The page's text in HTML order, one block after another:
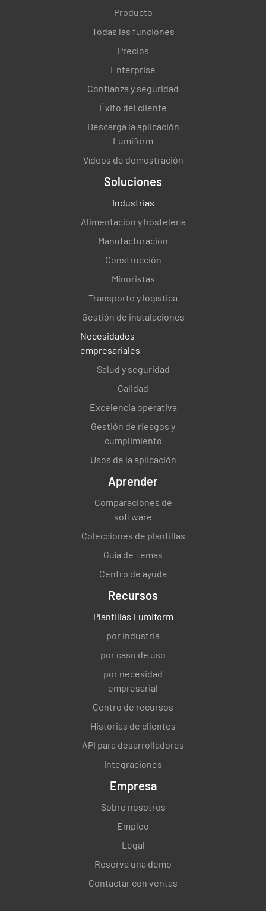
Producto
Todas las funciones
Precios
Enterprise
Confianza y seguridad
Éxito del cliente
Descarga la aplicación
Lumiform
Vídeos de demostración
Soluciones
Industrias
Alimentación y hostelería
Manufacturación
Construcción
Minoristas
Transporte y logística
Gestión de instalaciones
Necesidades
empresariales
Salud y seguridad
Calidad
Excelencia operativa
Gestión de riesgos y
cumplimiento
Usos de la aplicación
Aprender
Comparaciones de
software
Colecciones de plantillas
Guía de Temas
Centro de ayuda
Recursos
Plantillas Lumiform
por industria
por caso de uso
por necesidad
empresarial
Centro de recursos
Historias de clientes
API para desarrolladores
Integraciones
Empresa
Sobre nosotros
Empleo
Legal
Reserva una demo
Contactar con ventas